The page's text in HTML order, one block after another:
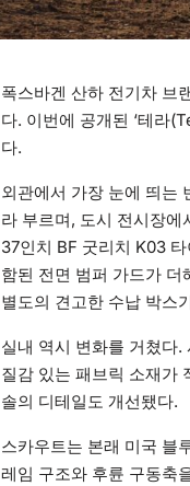
폭스바겐 산하 전기차 브
다. 이번에 공개된 ‘테라
다.
외관에서 가장 눈에 띄는
라 부르며, 도시 전시장
37인치 BF 굿리치 K03
함된 전면 범퍼 가드가
별도의 견고한 수납 박스
실내 역시 변화를 거쳤다
질감 있는 패브릭 소재가
솔의 디테일도 개선됐다.
스카우트는 본래 미국 블
레임 구조와 후륜 구동축